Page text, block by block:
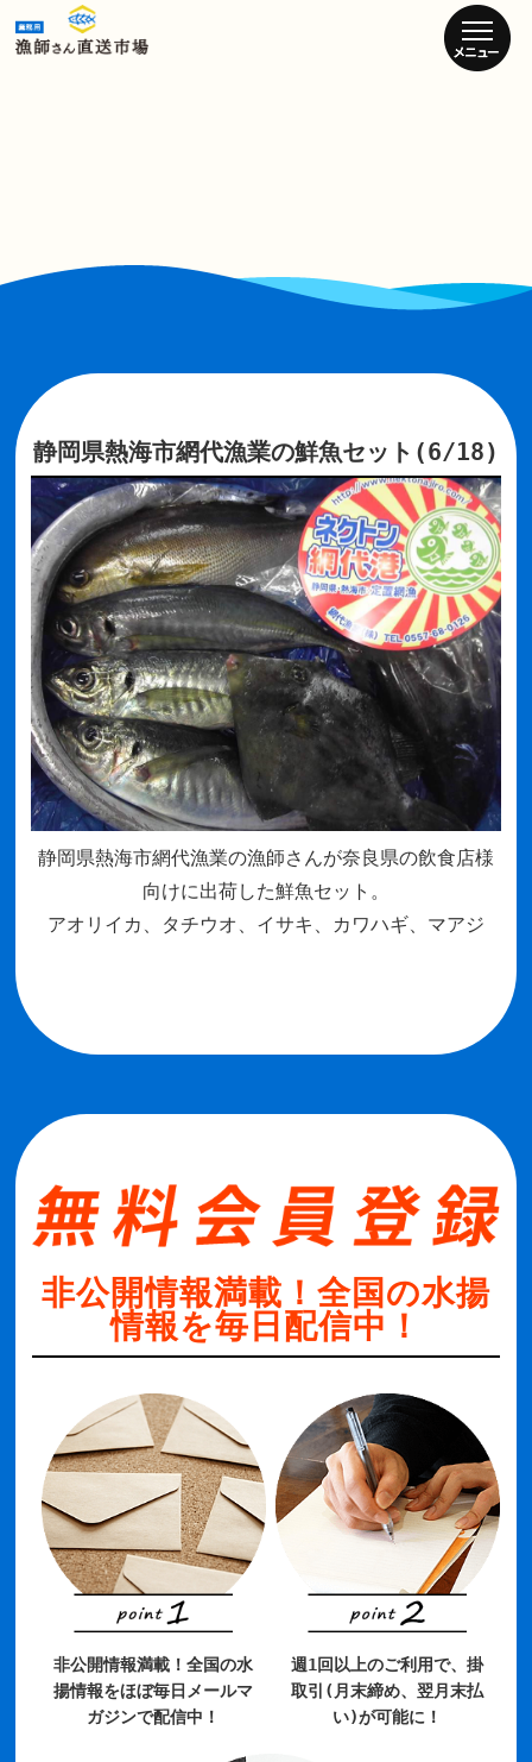
静岡県熱海市網代漁業の鮮魚セット(6/18)
静岡県熱海市網代漁業の漁師さんが奈良県の飲食店様
向けに出荷した鮮魚セット。
アオリイカ、タチウオ、イサキ、カワハギ、マアジ
非公開情報満載！全国の水揚
情報を毎日配信中！
非公開情報満載！全国の水
揚情報をほぼ毎日メールマ
ガジンで配信中！
週1回以上のご利用で、掛
取引(月末締め、翌月末払
い)が可能に！